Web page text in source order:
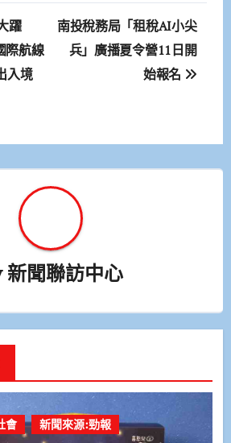
躍
際航線
入境
南投稅務局「租稅AI小尖
兵」廣播夏令營11日開
始報名
新聞聯訪中心
會 新聞來源:勁報